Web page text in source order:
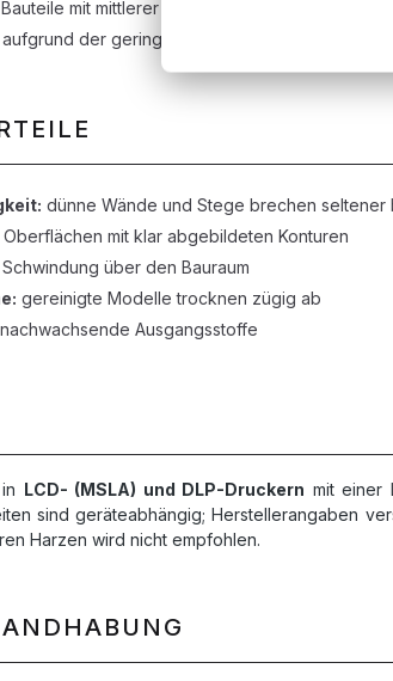
Bauteile mit mittlerer mechanischer Belastung
aufgrund der geringen Geruchsentwicklung
dünne Wände und Stege brechen seltener
mit klar abgebildeten Konturen
über den Bauraum
gereinigte Modelle trocknen zügig ab
Ausgangsstoffe
LCD- (MSLA) und DLP-Druckern mit einer
sind geräteabhängig; Herstellerangaben
Harzen wird nicht empfohlen.